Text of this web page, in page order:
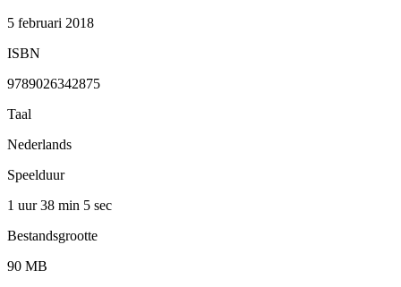
5 februari 2018
ISBN
9789026342875
Taal
Nederlands
Speelduur
1 uur 38 min 5 sec
Bestandsgrootte
90 MB